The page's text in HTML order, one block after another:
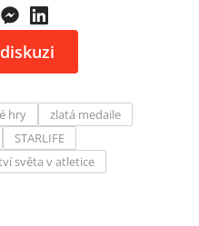
hry
zlatá medaile
STARLIFE
světa v atletice